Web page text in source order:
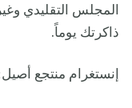
المجلس التقليدي
ذاكرتك يوماً.
إنستغرام منتجع